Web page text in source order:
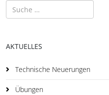
Suchen
AKTUELLES
Technische Neuerungen
Übungen